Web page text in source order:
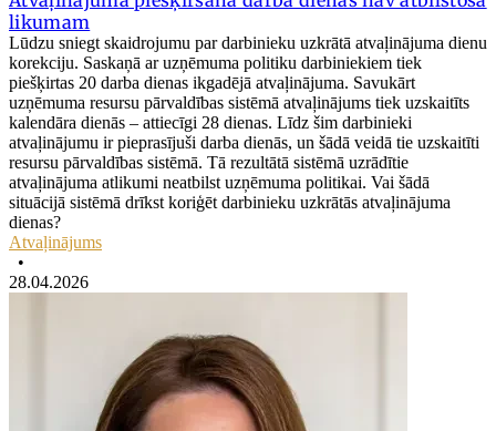
likumam
Lūdzu sniegt skaidrojumu par darbinieku uzkrātā atvaļinājuma dienu
korekciju. Saskaņā ar uzņēmuma politiku darbiniekiem tiek
piešķirtas 20 darba dienas ikgadējā atvaļinājuma. Savukārt
uzņēmuma resursu pārvaldības sistēmā atvaļinājums tiek uzskaitīts
kalendāra dienās – attiecīgi 28 dienas. Līdz šim darbinieki
atvaļinājumu ir pieprasījuši darba dienās, un šādā veidā tie uzskaitīti
resursu pārvaldības sistēmā. Tā rezultātā sistēmā uzrādītie
atvaļinājuma atlikumi neatbilst uzņēmuma politikai. Vai šādā
situācijā sistēmā drīkst koriģēt darbinieku uzkrātās atvaļinājuma
dienas?
Atvaļinājums
•
28.04.2026